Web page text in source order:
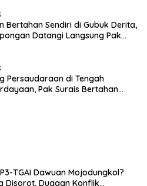
Bertahan Sendiri di Gubuk Derita,
Datangi Langsung Pak
Persaudaraan di Tengah
Pak Surais Bertahan
TGAI Dawuan Mojodungkol?
Disorot, Dugaan Konflik